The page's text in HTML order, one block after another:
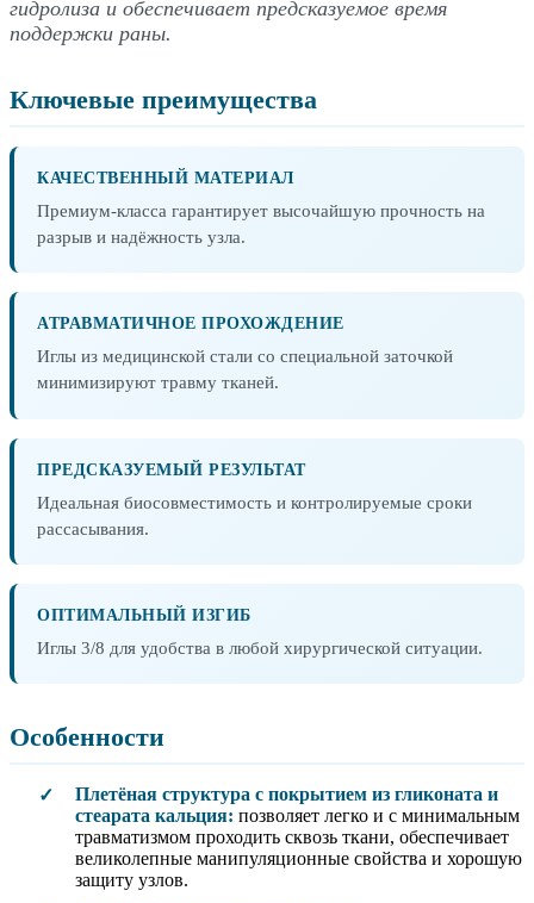
гидролиза и обеспечивает предсказуемое время
поддержки раны.
Ключевые преимущества
КАЧЕСТВЕННЫЙ МАТЕРИАЛ
Премиум-класса гарантирует высочайшую прочность на
разрыв и надёжность узла.
АТРАВМАТИЧНОЕ ПРОХОЖДЕНИЕ
Иглы из медицинской стали со специальной заточкой
минимизируют травму тканей.
ПРЕДСКАЗУЕМЫЙ РЕЗУЛЬТАТ
Идеальная биосовместимость и контролируемые сроки
рассасывания.
ОПТИМАЛЬНЫЙ ИЗГИБ
Иглы 3/8 для удобства в любой хирургической ситуации.
Особенности
✓
Плетёная структура с покрытием из гликоната и
стеарата кальция: позволяет легко и с минимальным
травматизмом проходить сквозь ткани, обеспечивает
великолепные манипуляционные свойства и хорошую
защиту узлов.